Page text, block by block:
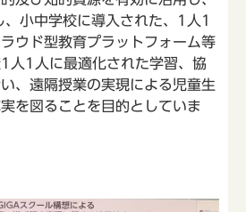
小中学校に導入された、1人1
ウド型教育プラットフォーム等
人1人に最適化された学習、協
、遠隔授業の実現による児童生
を図ることを目的としていま